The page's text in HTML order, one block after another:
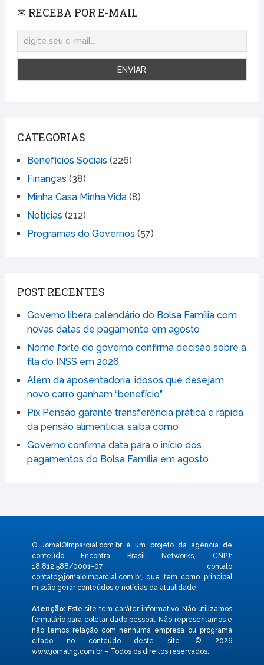
✉ RECEBA POR E-MAIL
CATEGORIAS
Benefícios Sociais (226)
Finanças (38)
Minha Casa Minha Vida(8)
Notícias (212)
Programas do Governos (57)
POST RECENTES
Governo libera calendário do Bolsa Família com
novas datas de pagamento em agosto
Nome forte do governo confirma decisão sobre a
fila do INSS em 2026
Além da aposentadoria, idosos que desejam
novo carro ganham “benefício”
Pix Pensão garante transferência prática e rápida
da pensão alimentícia; saiba como
Governo confirma data para o início dos
pagamentos do Bolsa Família em agosto
O JornalOImparcial.com.br é um projeto da agência de
conteúdo Encontra Brasil Networks, CNPJ:
18.812.588/0001-07, contato
contato@jornaloimparcial.com.br, que tem como principal
missão gerar conteúdos e notícias da atualidade.
Atenção:Este site tem caráter informativo. Não utilizamos
formulário para coletar dado pessoal. Não representamos e
não temos relação com nenhuma empresa ou programa
citado no conteúdo deste site. © 2026
www.jornalng.com.br – Todos os direitos reservados.